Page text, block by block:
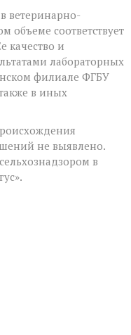
ветеринарно-
соответствует
качество и
лабораторных
филиале ФГБУ
в иных
не выявлено.
в